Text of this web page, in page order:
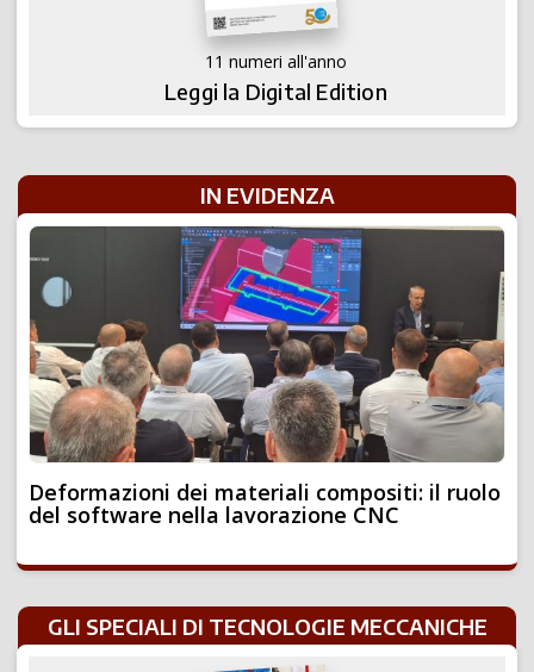
11 numeri all'anno
Leggi la Digital Edition
IN EVIDENZA
Deformazioni dei materiali compositi: il ruolo
del software nella lavorazione CNC
GLI SPECIALI DI TECNOLOGIE MECCANICHE